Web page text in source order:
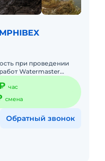
при проведении
Watermaster
час
смена
Обратный звонок